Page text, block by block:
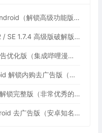
多邻国 Duolingo 6.88.0 for Android（解锁高级功能版，最多人使用的外语学习软件）
SD女佣 SD Maid Stable 5.6.2 / SE 1.7.4 高级版破解版（安卓系统清理工具）
哔哩哔哩 8.97.0 Android 去广告优化版（集成哔哩漫游，免费观看中国大陆以外的版权番剧）
Ookla Speedtest 7.0.4 Android 解锁内购去广告版（最佳手机网速测试工具，支持5G测速软件）
Solid Explorer 3.5.7 Android 解锁完整版（非常优秀的安卓文件管理器）
MX Player 2.14.0 免费版 Android 去广告版（安卓知名的多媒体播放器）